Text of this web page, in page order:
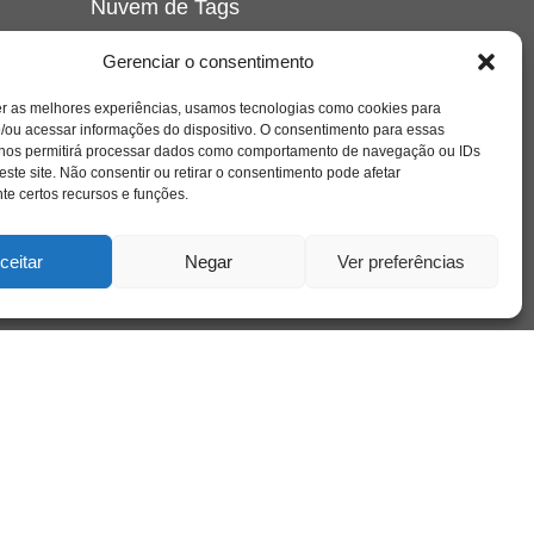
Gerenciar o consentimento
as melhores experiências, usamos tecnologias como cookies para
ou acessar informações do dispositivo. O consentimento para essas
permitirá processar dados como comportamento de navegação ou IDs
site. Não consentir ou retirar o consentimento pode afetar
certos recursos e funções.
Negar Ver preferências
Nuvem de Tags
crianca cuidado cultura depressao
educação família filme
freud infância insight jung liberdade livro
loucura luto maternidade
psicologia relato